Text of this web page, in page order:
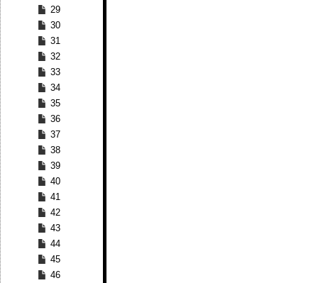
29
30
31
32
33
34
35
36
37
38
39
40
41
42
43
44
45
46